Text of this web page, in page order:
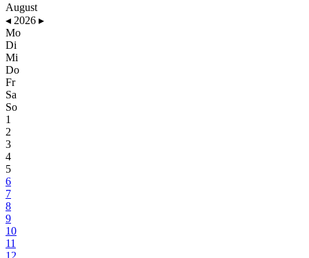
August
◂ 2026 ▸
Mo
Di
Mi
Do
Fr
Sa
So
1
2
3
4
5
6
7
8
9
10
11
12